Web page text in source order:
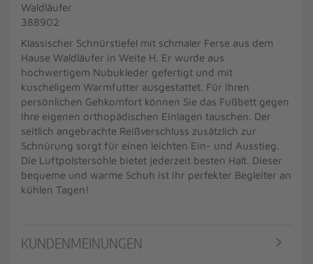
Waldläufer
388902
Klassischer Schnürstiefel mit schmaler Ferse aus dem
Hause Waldläufer in Weite H. Er wurde aus
hochwertigem Nubukleder gefertigt und mit
kuscheligem Warmfutter ausgestattet. Für Ihren
persönlichen Gehkomfort können Sie das Fußbett gegen
Ihre eigenen orthopädischen Einlagen tauschen. Der
seitlich angebrachte Reißverschluss zusätzlich zur
Schnürung sorgt für einen leichten Ein- und Ausstieg.
Die Luftpolstersohle bietet jederzeit besten Halt. Dieser
bequeme und warme Schuh ist Ihr perfekter Begleiter an
kühlen Tagen!
KUNDENMEINUNGEN